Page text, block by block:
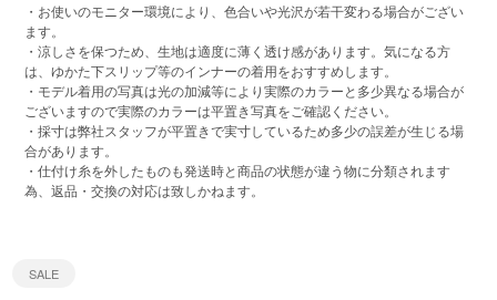
・お使いのモニター環境により、色合いや光沢が若干変わる場合がござい
ます。
・涼しさを保つため、生地は適度に薄く透け感があります。気になる方
は、ゆかた下スリップ等のインナーの着用をおすすめします。
・モデル着用の写真は光の加減等により実際のカラーと多少異なる場合が
ございますので実際のカラーは平置き写真をご確認ください。
・採寸は弊社スタッフが平置きで実寸しているため多少の誤差が生じる場
合があります。
・仕付け糸を外したものも発送時と商品の状態が違う物に分類されます
為、返品・交換の対応は致しかねます。
SALE